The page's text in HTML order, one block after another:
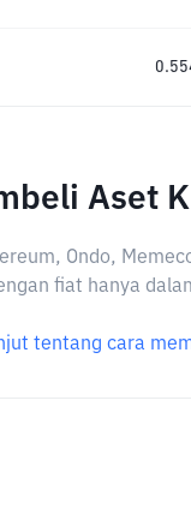
Aset
Ondo,
fiat hanya
tentang cara